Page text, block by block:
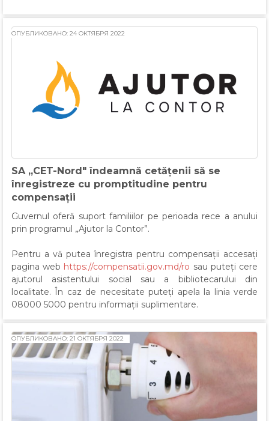
SA „CET-Nord" îndeamnă cetățenii să se
înregistreze cu promptitudine pentru
compensații
ОПУБЛИКОВАНО: 24 ОКТЯБРЯ 2022
Guvernul oferă suport familiilor pe perioada rece a anului
prin programul „Ajutor la Contor”.
Pentru a vă putea înregistra pentru compensații accesați
pagina web https://compensatii.gov.md/ro sau puteți cere
ajutorul asistentului social sau a bibliotecarului din
localitate. În caz de necesitate puteți apela la linia verde
08000 5000 pentru informații suplimentare.
ОПУБЛИКОВАНО: 21 ОКТЯБРЯ 2022